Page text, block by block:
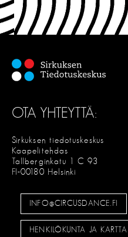
OTA YHTEYTTÄ:
Sirkuksen tiedotuskeskus
Kaapelitehdas
Tallberginkatu 1 C 93
FI-00180 Helsinki
INFO@CIRCUSDANCE.FI
HENKILÖKUNTA JA KARTTA